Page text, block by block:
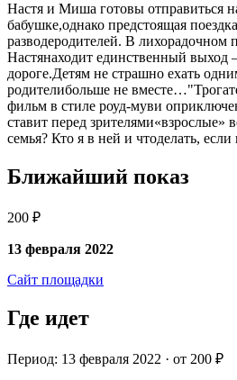
Настя и Миша готовы отправиться
бабушке,однако предстоящая
разводеродителей. В
Настянаходит единственный выход
дороге.Детям не страшно ехать
родителибольше не
фильм в стиле роуд-муви
ставит перед зрителями«взрослые»
семья? Кто я в ней и чтоделать,
Ближайший показ
200 ₽
13 февраля 2022
Сайт площадки
Где идет
Период: 13 февраля 2022 · от 200 ₽